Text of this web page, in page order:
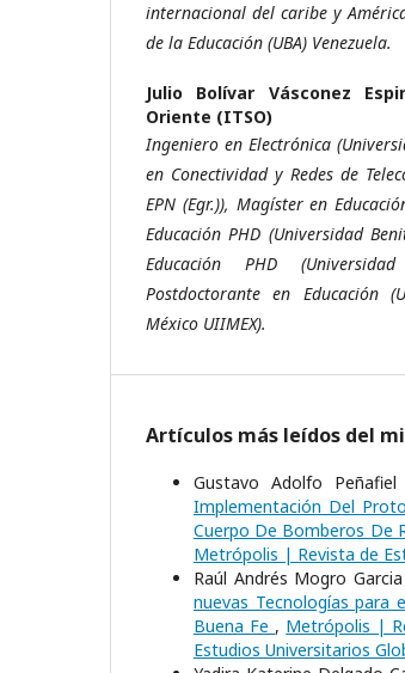
internacional del caribe y
de la Educación (UBA) Venezuela.
Julio Bolívar Vásconez
Oriente (ITSO)
Ingeniero en Electrónica
en Conectividad y Redes de
EPN (Egr.)), Magíster en
Educación PHD (Universidad
Educación PHD
Postdoctorante en Educación
México UIIMEX).
Artículos más leídos del
Gustavo Adolfo
Implementación Del
Cuerpo De Bomberos De
Metrópolis | Revista de
Raúl Andrés Mogro
nuevas Tecnologías para
Buena Fe , Metrópolis |
Estudios Universitarios